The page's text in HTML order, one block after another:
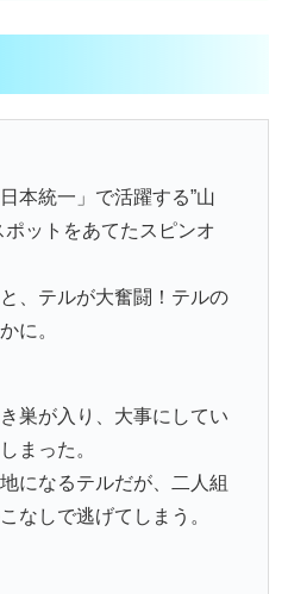
本統一」で活躍する”山
ットをあてたスピンオ
、テルが大奮闘！テルの
に。
巣が入り、大事にしてい
まった。
になるテルだが、二人組
なしで逃げてしまう。